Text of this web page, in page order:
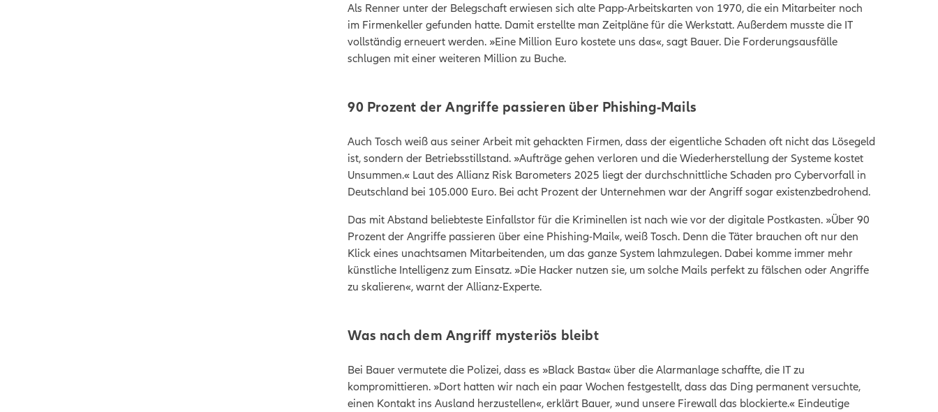
Als Renner unter der Belegschaft erwiesen sich alte Papp-Arbeitskarten von 1970, die ein Mitarbeiter noch
im Firmenkeller gefunden hatte. Damit erstellte man Zeitpläne für die Werkstatt. Außerdem musste die IT
vollständig erneuert werden. »Eine Million Euro kostete uns das«, sagt Bauer. Die Forderungsausfälle
schlugen mit einer weiteren Million zu Buche.
90 Prozent der Angriffe passieren über Phishing-Mails
Auch Tosch weiß aus seiner Arbeit mit gehackten Firmen, dass der eigentliche Schaden oft nicht das Lösegeld
ist, sondern der Betriebsstillstand. »Aufträge gehen verloren und die Wiederherstellung der Systeme kostet
Unsummen.« Laut des Allianz Risk Barometers 2025 liegt der durchschnittliche Schaden pro Cybervorfall in
Deutschland bei 105.000 Euro. Bei acht Prozent der Unternehmen war der Angriff sogar existenzbedrohend.
Das mit Abstand beliebteste Einfallstor für die Kriminellen ist nach wie vor der digitale Postkasten. »Über 90
Prozent der Angriffe passieren über eine Phishing-Mail«, weiß Tosch. Denn die Täter brauchen oft nur den
Klick eines unachtsamen Mitarbeitenden, um das ganze System lahmzulegen. Dabei komme immer mehr
künstliche Intelligenz zum Einsatz. »Die Hacker nutzen sie, um solche Mails perfekt zu fälschen oder Angriffe
zu skalieren«, warnt der Allianz-Experte.
Was nach dem Angriff mysteriös bleibt
Bei Bauer vermutete die Polizei, dass es »Black Basta« über die Alarmanlage schaffte, die IT zu
kompromittieren. »Dort hatten wir nach ein paar Wochen festgestellt, dass das Ding permanent versuchte,
einen Kontakt ins Ausland herzustellen«, erklärt Bauer, »und unsere Firewall das blockierte.« Eindeutige